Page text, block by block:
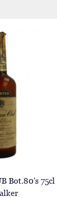
Bot.80's 75cl